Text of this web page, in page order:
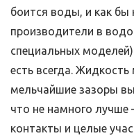
боится воды, и как бы
производители в
специальных
есть всегда.
мельчайшие зазоры
что не намного
контакты и целые